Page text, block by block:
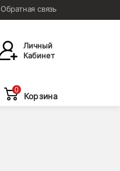
Обратная связь
Личный
Кабинет
0
Корзина